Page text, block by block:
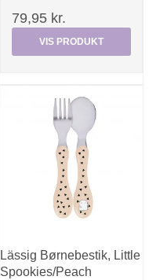
79,95 kr.
VIS PRODUKT
Lässig Børnebestik, Little
Spookies/Peach